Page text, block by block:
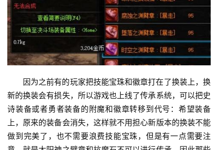
因为之前有的玩家把技能宝珠和徽章打在了换装上，换
新的换装会有损失，所以游戏也上线了传承系统，可以把史
诗装备或者勇者装备的附魔和徽章转移到代号：希望装备
上，原来的装备会消失，这样就不用担心新版本的换装不能
做到完美了，也不需要浪费技能宝珠，但是有一点需要注